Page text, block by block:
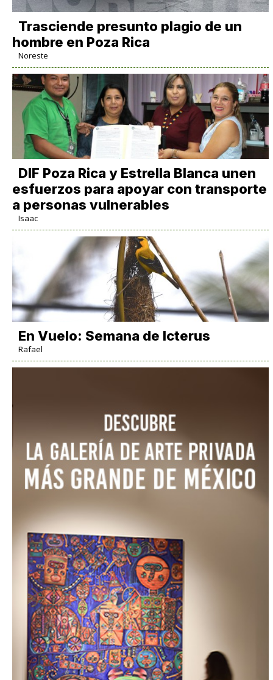
Trasciende presunto plagio de un
hombre en Poza Rica
Noreste
DIF Poza Rica y Estrella Blanca unen
esfuerzos para apoyar con transporte
a personas vulnerables
Isaac
En Vuelo: Semana de Icterus
Rafael